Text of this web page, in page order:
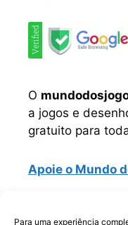
Para uma experiência
O
a jogos e
gratuito para
Apoie o Mundo
Telegram